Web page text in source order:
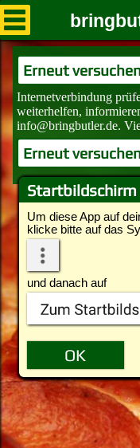
Startbildschirm
Um diese App auf
klicke bitte auf das
und danach auf
Erneut
Erneut